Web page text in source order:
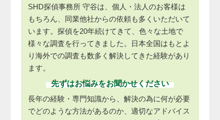
SHD探偵事務所 守谷は、個人・法人のお客様は
もちろん、同業他社からの依頼も多くいただいて
います。探偵を20年続けてきて、色々な土地で
様々な調査を行ってきました。日本全国はもとよ
り海外での調査も数多く解決してきた経験があり
ます。
先ずはお悩みをお聞かせください
長年の経験・専門知識から、解決の為に何が必要
でどのような方法があるのか、適切なアドバイス